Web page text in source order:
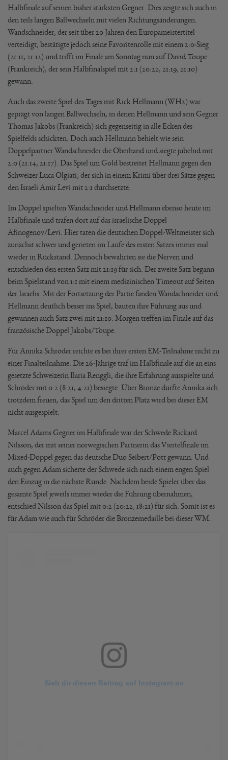
Halbfinale auf seinen bisher stärksten Gegner. Dies zeigte sich auch in
den teils langen Ballwechseln mit vielen Richtungsänderungen.
Wandschneider, der seit über 20 Jahren den Europameistertitel
verteidigt, bestätigte jedoch seine Favoritenrolle mit einem 2:0-Sieg
(21:11, 21:12) und trifft im Finale am Sonntag nun auf David Toupe
(Frankreich), der sein Halbfinalspiel mit 2:1 (20:22, 21:19, 21:10)
gewann.
Auch das zweite Spiel des Tages mit Rick Hellmann (WH2) war
geprägt von langen Ballwechseln, in denen Hellmann und sein Gegner
Thomas Jakobs (Frankreich) sich gegenseitig in alle Ecken des
Spielfelds schickten. Doch auch Hellmann behielt wie sein
Doppelpartner Wandschneider die Oberhand und siegte jubelnd mit
2:0 (21:14, 21:17). Das Spiel um Gold bestreitet Hellmann gegen den
Schweizer Luca Olgiati, der sich in einem Krimi über drei Sätze gegen
den Israeli Amir Levi mit 2:1 durchsetzte.
Im Doppel spielten Wandschneider und Hellmann ebenso heute im
Halbfinale und trafen dort auf das israelische Doppel
Afinogenov/Levi. Hier taten die deutschen Doppel-Weltmeister sich
zunächst schwer und gerieten im Laufe des ersten Satzes immer mal
wieder in Rückstand. Dennoch bewahrten sie die Nerven und
entschieden den ersten Satz mit 21:19 für sich. Der zweite Satz begann
beim Spielstand von 1:1 mit einem medizinischen Timeout auf Seiten
der Israelis. Mit der Fortsetzung der Partie fanden Wandschneider und
Hellmann deutlich besser ins Spiel, bauten ihre Führung aus und
gewannen auch Satz zwei mit 21:10. Morgen treffen im Finale auf das
französische Doppel Jakobs/Toupe.
Für Annika Schröder reichte es bei ihrer ersten EM-Teilnahme nicht zu
einer Finalteilnahme. Die 26-Jährige traf im Halbfinale auf die an eins
gesetzte Schweizerin Ilaria Renggli, die ihre Erfahrung ausspielte und
Schröder mit 0:2 (8:21, 4:21) besiegte. Über Bronze durfte Annika sich
trotzdem freuen, das Spiel um den dritten Platz wird bei dieser EM
nicht ausgespielt.
Marcel Adams Gegner im Halbfinale war der Schwede Rickard
Nilsson, der mit seiner norwegischen Partnerin das Viertelfinale im
Mixed-Doppel gegen das deutsche Duo Seibert/Pott gewann. Und
auch gegen Adam sicherte der Schwede sich nach einem engen Spiel
den Einzug in die nächste Runde. Nachdem beide Spieler über das
gesamte Spiel jeweils immer wieder die Führung übernahmen,
entschied Nilsson das Spiel mit 0:2 (20:22, 18:21) für sich. Somit ist es
für Adam wie auch für Schröder die Bronzemedaille bei dieser WM.
Sieh dir diesen Beitrag auf Instagram an